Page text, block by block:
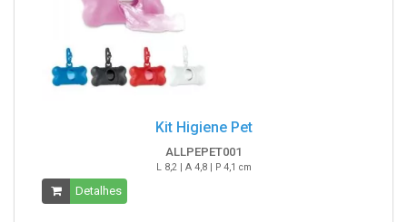
Kit Higiene Pet
ALLPEPET001
L 8,2 | A 4,8 | P 4,1 cm
Detalhes